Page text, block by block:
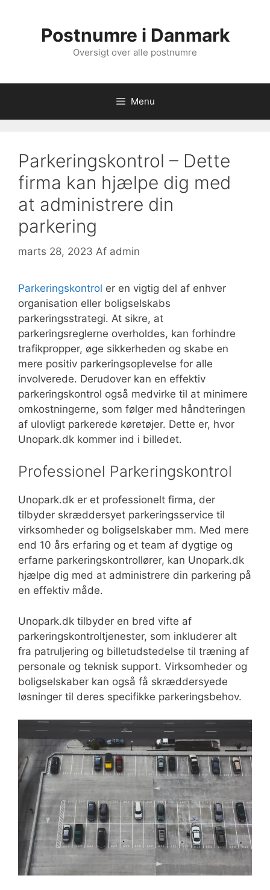
Postnumre i Danmark
Oversigt over alle postnumre
Menu
Parkeringskontrol – Dette
firma kan hjælpe dig med
at administrere din
parkering
marts 28, 2023 Af admin
Parkeringskontrol er en vigtig del af enhver
organisation eller boligselskabs
parkeringsstrategi. At sikre, at
parkeringsreglerne overholdes, kan forhindre
trafikpropper, øge sikkerheden og skabe en
mere positiv parkeringsoplevelse for alle
involverede. Derudover kan en effektiv
parkeringskontrol også medvirke til at minimere
omkostningerne, som følger med håndteringen
af ulovligt parkerede køretøjer. Dette er, hvor
Unopark.dk kommer ind i billedet.
Professionel Parkeringskontrol
Unopark.dk er et professionelt firma, der
tilbyder skræddersyet parkeringsservice til
virksomheder og boligselskaber mm. Med mere
end 10 års erfaring og et team af dygtige og
erfarne parkeringskontrollører, kan Unopark.dk
hjælpe dig med at administrere din parkering på
en effektiv måde.
Unopark.dk tilbyder en bred vifte af
parkeringskontroltjenester, som inkluderer alt
fra patruljering og billetudstedelse til træning af
personale og teknisk support. Virksomheder og
boligselskaber kan også få skræddersyede
løsninger til deres specifikke parkeringsbehov.